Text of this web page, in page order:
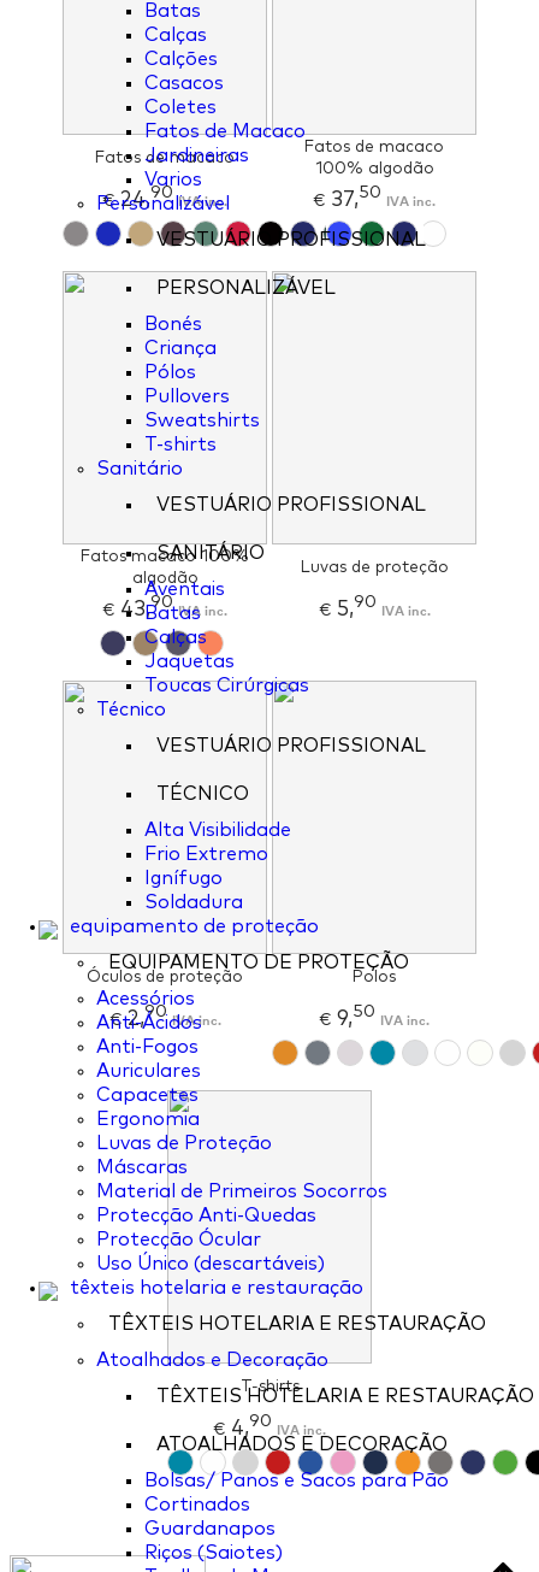
Batas
Calças
Calções
Casacos
Coletes
Fatos de Macaco
Jardineiras
Varios
Personalizável
VESTUÁRIO PROFISSIONAL
PERSONALIZÁVEL
Bonés
Criança
Pólos
Pullovers
Sweatshirts
T-shirts
Sanitário
VESTUÁRIO PROFISSIONAL
SANITÁRIO
Aventais
Batas
Calças
Jaquetas
Toucas Cirúrgicas
Técnico
VESTUÁRIO PROFISSIONAL
TÉCNICO
Alta Visibilidade
Frio Extremo
Ignífugo
Soldadura
equipamento de proteção
EQUIPAMENTO DE PROTEÇÃO
Acessórios
Anti-Ácidos
Anti-Fogos
Auriculares
Capacetes
Ergonomia
Luvas de Proteção
Máscaras
Material de Primeiros Socorros
Protecção Anti-Quedas
Protecção Ócular
Uso Único (descartáveis)
têxteis hotelaria e restauração
TÊXTEIS HOTELARIA E RESTAURAÇÃO
Atoalhados e Decoração
TÊXTEIS HOTELARIA E RESTAURAÇÃO
ATOALHADOS E DECORAÇÃO
Bolsas/ Panos e Sacos para Pão
Cortinados
Guardanapos
Riços (Saiotes)
Fatos de macaco
€24,90 IVA inc.
Fatos de macaco
100% algodão
€ 37,50 IVA inc.
Fatos macaco 100%
algodão
€ 43,90 IVA inc.
Luvas de proteção
€5,90 IVA inc.
Óculos de proteção
€2,90 IVA inc.
Polos
€ 9,50 IVA inc.
T-shirts
€ 4,90 IVA inc.